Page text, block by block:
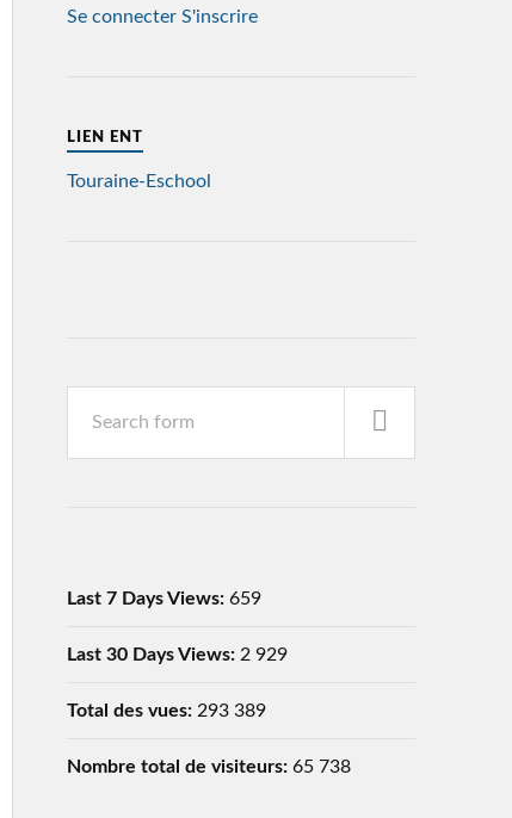
Se connecter S'inscrire
LIEN ENT
Touraine-Eschool
Last 7 Days Views: 659
Last 30 Days Views: 2 929
Total des vues: 293 389
Nombre total de visiteurs: 65 738